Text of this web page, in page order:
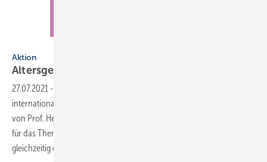
Aktion
Altersgerechtes
27.07.2021 -
inter­nationalen Kunstwettbewerb unter der künstlerischen Leitung
von Prof. Heinz-Jürgen ­Kristahn initiiert: Die ­Plakate sollten diesmal
für das Thema „Altersgerechtes Wohnen“ sensibilisieren und
gleichzeitig einem werblichen Einsatz